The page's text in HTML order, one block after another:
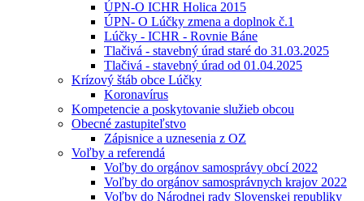
ÚPN-O ICHR Holica 2015
ÚPN- O Lúčky zmena a doplnok č.1
Lúčky - ICHR - Rovnie Báne
Tlačivá - stavebný úrad staré do 31.03.2025
Tlačivá - stavebný úrad od 01.04.2025
Krízový štáb obce Lúčky
Koronavírus
Kompetencie a poskytovanie služieb obcou
Obecné zastupiteľstvo
Zápisnice a uznesenia z OZ
Voľby a referendá
Voľby do orgánov samosprávy obcí 2022
Voľby do orgánov samosprávnych krajov 2022
Voľby do Národnej rady Slovenskej republiky